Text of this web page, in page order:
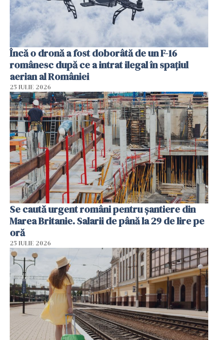
Încă o dronă a fost doborâtă de un F-16
românesc după ce a intrat ilegal în spațiul
aerian al României
25 IULIE 2026
Se caută urgent români pentru șantiere din
Marea Britanie. Salarii de până la 29 de lire pe
oră
25 IULIE 2026